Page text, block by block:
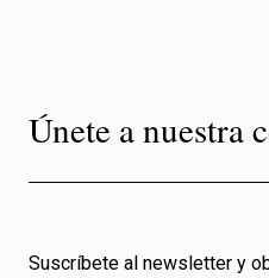
Únete a nuestra
Suscríbete al newsletter y